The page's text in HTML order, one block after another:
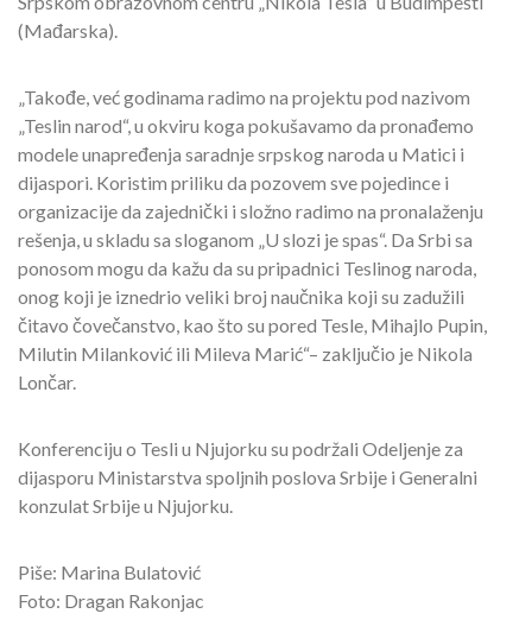
(Mađarska).
„Takođe, već godinama radimo na projektu pod nazivom
„Teslin narod“, u okviru koga pokušavamo da pronađemo
modele unapređenja saradnje srpskog naroda u Matici i
dijaspori. Koristim priliku da pozovem sve pojedince i
organizacije da zajednički i složno radimo na pronalaženju
rešenja, u skladu sa sloganom „U slozi je spas“. Da Srbi sa
ponosom mogu da kažu da su pripadnici Teslinog naroda,
onog koji je iznedrio veliki broj naučnika koji su zadužili
čitavo čovečanstvo, kao što su pored Tesle, Mihajlo Pupin,
Milutin Milanković ili Mileva Marić“– zaključio je Nikola
Lončar.
Konferenciju o Tesli u Njujorku su podržali Odeljenje za
dijasporu Ministarstva spoljnih poslova Srbije i Generalni
konzulat Srbije u Njujorku.
Piše: Marina Bulatović
Foto: Dragan Rakonjac